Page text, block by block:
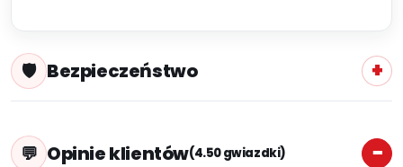
Bezpieczeństwo
Opinie klientów(4.50 gwiazdki)